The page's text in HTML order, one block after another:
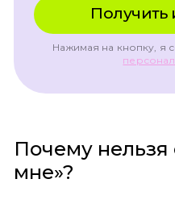
Нажимая на кнопку, я
Почему нельзя
мне»?